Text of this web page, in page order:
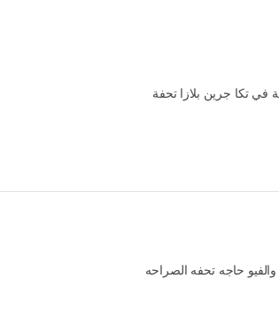
في تكا جرين بلازا تحفة
والفيو حاجه تحفه الصراحه